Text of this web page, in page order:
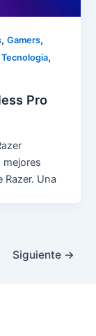
,Gamers,
Tecnologia,
Pro
mejores
Razer. Una
Siguiente →